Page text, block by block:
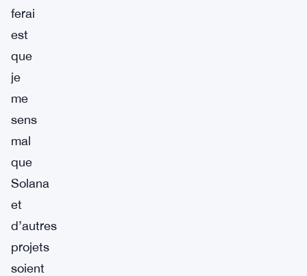
ferai
est
que
je
me
sens
mal
que
Solana
et
d’autres
projets
soient